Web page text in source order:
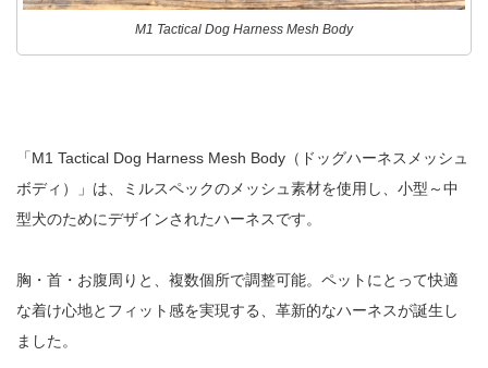
M1 Tactical Dog Harness Mesh Body
「M1 Tactical Dog Harness Mesh Body （ドッグハーネスメッシュ
ボディ）」は、ミルスペックのメッシュ素材を使用し、小型～中
型犬のためにデザインされたハーネスです。
胸・首・お腹周りと、複数個所で調整可能。ペットにとって快適
な着け心地とフィット感を実現する、革新的なハーネスが誕生し
ました。